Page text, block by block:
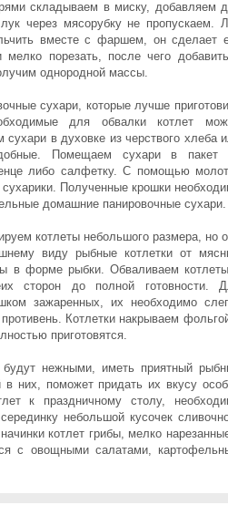
складываем в миску, добавляем
через мясорубку не пропускаем.
вместе с фаршем, он сделает
порезать, после чего
однородной массы.
сухари, которые лучше
для обвалки котлет
сухари в духовке из черствого хлеба
Помещаем сухари в пакет
либо салфетку. С помощью
Полученные крошки
домашние панировочные сухари.
котлеты небольшого размера, но
виду рыбные котлетки от
в форме рыбки. Обваливаем
сторон до полной готовности.
зажаренных, их необходимо
Котлетки накрываем
приготовятся.
будут нежными, иметь приятный
них, поможет придать их вкусу
к праздничному столу,
небольшой кусочек
котлет грибы, мелко
с овощными салатами,